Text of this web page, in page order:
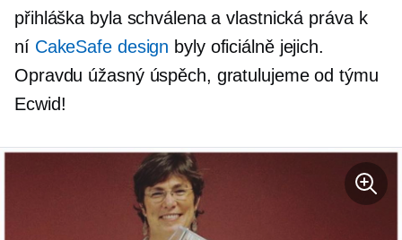
přihláška byla schválena a vlastnická práva k
ní CakeSafe design byly oficiálně jejich.
Opravdu úžasný úspěch, gratulujeme od týmu
Ecwid!